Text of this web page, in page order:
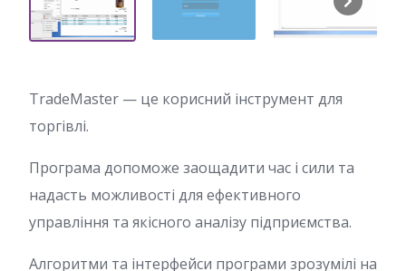
TradeMaster — це корисний інструмент для
торгівлі.
Програма допоможе заощадити час і сили та
надасть можливості для ефективного
управління та якісного аналізу підприємства.
Алгоритми та інтерфейси програми зрозумілі на